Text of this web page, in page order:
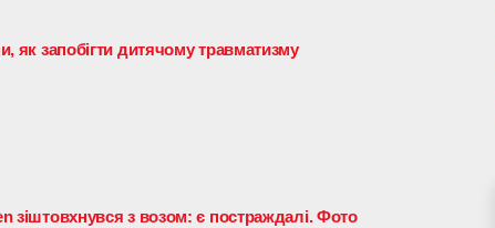
як запобігти дитячому травматизму
зіштовхнувся з возом: є постраждалі. Фото